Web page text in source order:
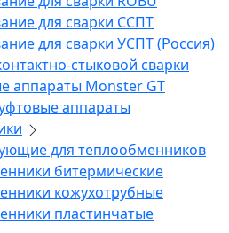
для сварки ССПТ
для сварки УСПТ (Россия)
стыковой сварки
аппараты Monster GT
аппараты
для теплообменников
битермические
кожухотрубные
пластинчатые